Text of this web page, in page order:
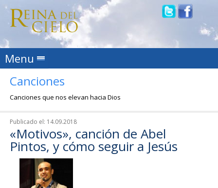
Menu Skip to content
Canciones
Canciones que nos elevan hacia Dios
Publicado el: 14.09.2018
«Motivos», canción de Abel
Pintos, y cómo seguir a Jesús